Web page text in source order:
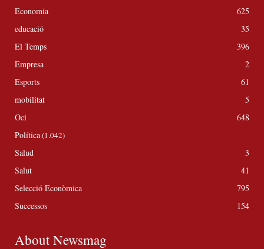
Economia
625
educació
35
El Temps
396
Empresa
2
Esports
61
mobilitat
5
Oci
648
Política(1.042)
Salud
3
Salut
41
Selecció Econòmica
795
Successos
154
About Newsmag